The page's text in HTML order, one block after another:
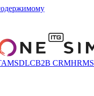
SDLCB2B CRMHRMS